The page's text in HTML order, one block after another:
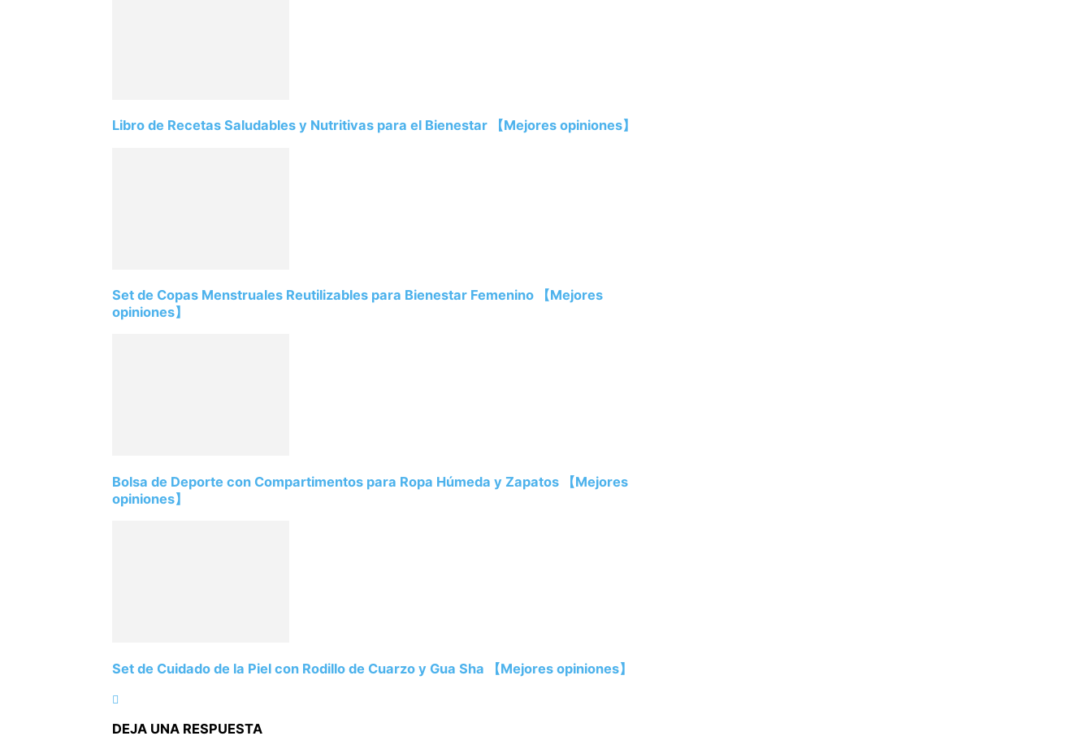
Libro de Recetas Saludables y Nutritivas para el Bienestar 【Mejores opiniones】
Set de Copas Menstruales Reutilizables para Bienestar Femenino 【Mejores
opiniones】
Bolsa de Deporte con Compartimentos para Ropa Húmeda y Zapatos 【Mejores
opiniones】
Set de Cuidado de la Piel con Rodillo de Cuarzo y Gua Sha 【Mejores opiniones】
DEJA UNA RESPUESTA